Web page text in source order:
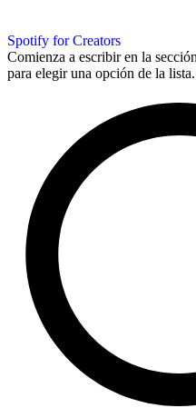
Spotify for Creators
Comienza a escribir en la
para elegir una opción de la lista.